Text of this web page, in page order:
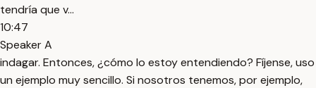
tendría que v...
10:47
Speaker A
indagar. Entonces, ¿cómo lo estoy entendiendo? Fíjense, uso
un ejemplo muy sencillo. Si nosotros tenemos, por ejemplo,